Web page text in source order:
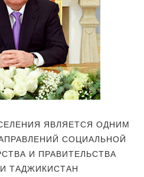
ЯВЛЯЕТСЯ ОДНИМ
СОЦИАЛЬНОЙ
И ПРАВИТЕЛЬСТВА
ТАДЖИКИСТАН